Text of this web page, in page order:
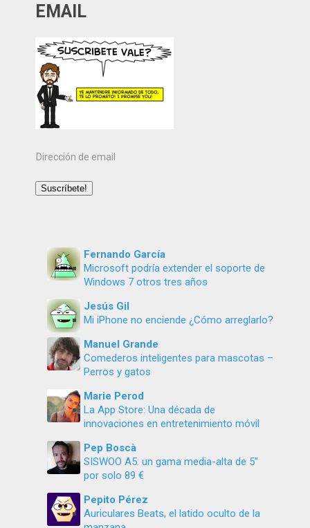
EMAIL
Dirección
email
Suscríbete!
Fernando García
Microsoft podría extender el soporte de
Windows 7 otros tres años
Jesús Gil
Mi iPhone no enciende ¿Cómo arreglarlo?
Manuel Grande
Comederos inteligentes para mascotas –
Perros y gatos
Marie Perod
La App Store: Una década de
innovaciones en entretenimiento móvil
Pep Boscà
SISWOO A5: un gama media-alta de 5″
por solo 89 €
Pepito Pérez
Auriculares Beats, el latido oculto de la